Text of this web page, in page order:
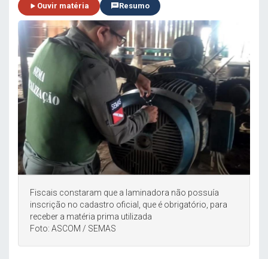
Ouvir matéria Resumo
Fiscais constaram que a laminadora não possuía
inscrição no cadastro oficial, que é obrigatório, para
receber a matéria prima utilizada
Foto: ASCOM / SEMAS